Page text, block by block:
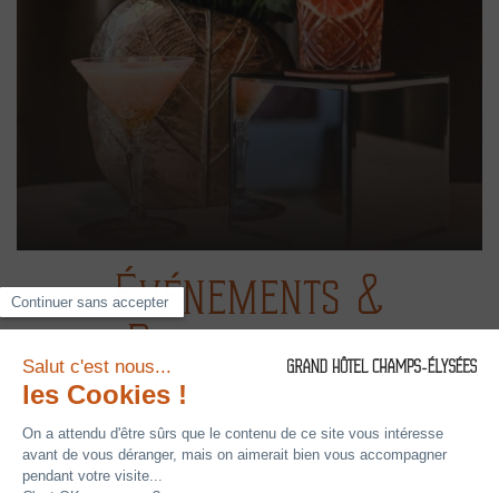
Événements &
Privatisation
au Grand Hôtel
Champs-Elysées